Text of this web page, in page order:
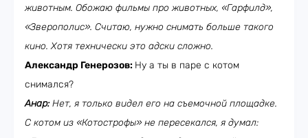
животным. Обожаю фильмы про животных, «Гарфилд»,
«Зверополис». Считаю, нужно снимать больше такого
кино. Хотя технически это адски сложно.
Александр Генерозов: Ну а ты в паре с котом
снимался?
Анар:Нет, я только видел его на съемочной площадке.
С котом из «Котострофы» не пересекался, я думал: